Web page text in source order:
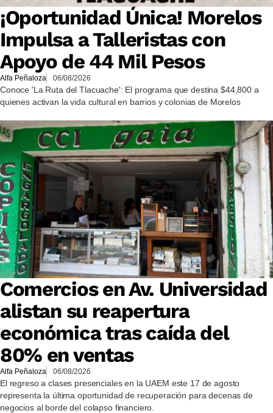
¡Oportunidad Única! Morelos
Impulsa a Talleristas con
Apoyo de 44 Mil Pesos
Alfa Peñaloza 06/08/2026
Conoce 'La Ruta del Tlacuache': El programa que destina $44,800 a
quienes activan la vida cultural en barrios y colonias de Morelos
Comercios en Av. Universidad
alistan su reapertura
económica tras caída del
80% en ventas
Alfa Peñaloza 06/08/2026
El regreso a clases presenciales en la UAEM este 17 de agosto
representa la última oportunidad de recuperación para decenas de
negocios al borde del colapso financiero.